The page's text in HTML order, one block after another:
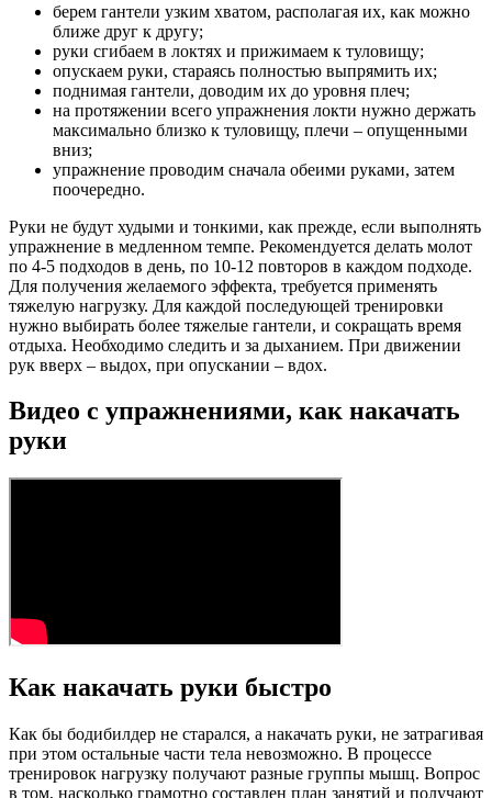
берем гантели узким хватом, располагая их, как можно
ближе друг к другу;
руки сгибаем в локтях и прижимаем к туловищу;
опускаем руки, стараясь полностью выпрямить их;
поднимая гантели, доводим их до уровня плеч;
на протяжении всего упражнения локти нужно держать
максимально близко к туловищу, плечи – опущенными
вниз;
упражнение проводим сначала обеими руками, затем
поочередно.
Руки не будут худыми и тонкими, как прежде, если выполнять
упражнение в медленном темпе. Рекомендуется делать молот
по 4-5 подходов в день, по 10-12 повторов в каждом подходе.
Для получения желаемого эффекта, требуется применять
тяжелую нагрузку. Для каждой последующей тренировки
нужно выбирать более тяжелые гантели, и сокращать время
отдыха. Необходимо следить и за дыханием. При движении
рук вверх – выдох, при опускании – вдох.
Видео с упражнениями, как накачать
руки
Как накачать руки быстро
Как бы бодибилдер не старался, а накачать руки, не затрагивая
при этом остальные части тела невозможно. В процессе
тренировок нагрузку получают разные группы мышц. Вопрос
в том, насколько грамотно составлен план занятий и получают